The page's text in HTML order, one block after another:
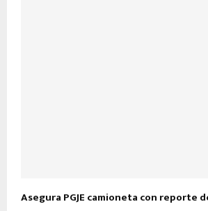
Asegura PGJE camioneta con reporte